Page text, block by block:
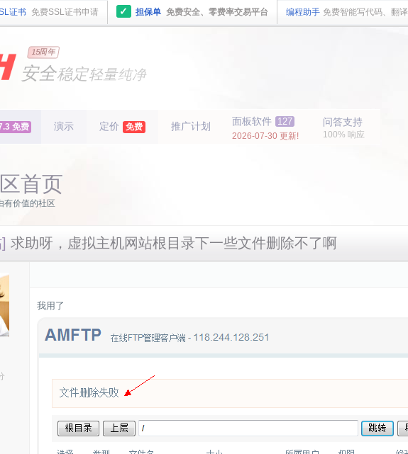
证书 免费SSL证书申请 ✓ 担保单 免费安全、零费率交易平台 编程助手 免费智能写代码、翻译
15周年
国内领先
安全稳定轻量纯净
免费 演示 定价 免费 推广计划 面板软件 127
2026-07-30 更新!
问答支持
100% 响应
首页
有价值的社区
求助呀，虚拟主机网站根目录下一些文件删除不了啊
我用了